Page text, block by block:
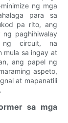
ng mga
para sa
pa rito, ang
ng paghihiwalay
circuit, na
mula sa ingay at
ang papel ng
aspeto,
at mapanatili
sa mga